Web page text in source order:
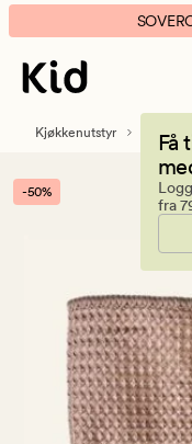
Vaffel
mikrofiber
klut
banner.
Klikk
ESCAPE
pause.
Få
fra
Kjøkkenutstyr
-50%